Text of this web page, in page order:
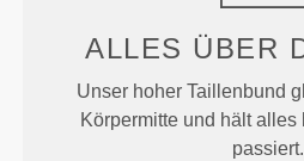
ALLES ÜBER
Unser hoher Taillenbund
Körpermitte und hält
passiert.